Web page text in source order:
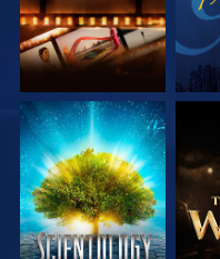
ΕΞΕΡΕΥΝΗΣΤΕ ΤΗ
ΣΕΙΡΑ
ΣΕΙΡΑ